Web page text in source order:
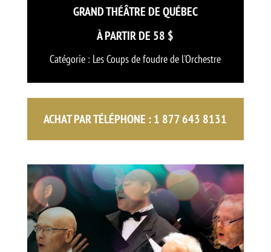
GRAND THÉÂTRE DE QUÉBEC
À PARTIR DE 58 $
Catégorie : Les Coups de foudre de l'Orchestre
ACHAT PAR TÉLÉPHONE :1 877 643 8131